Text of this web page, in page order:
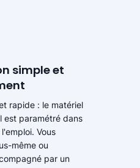
simple et
rapide : le matériel
est paramétré dans
Vous
même ou
par un